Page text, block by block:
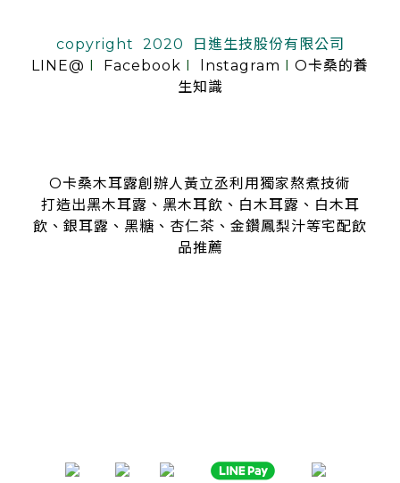
copyright 2020 日進生技股份有限公司
LINE@ I Facebook I lnstagram I O卡桑的養
生知識
O卡桑木耳露創辦人黃立丞利用獨家熬煮技術
打造出黑木耳露、黑木耳飲、白木耳露、白木耳
飲、銀耳露、黑糖、杏仁茶、金鑽鳳梨汁等宅配飲
品推薦